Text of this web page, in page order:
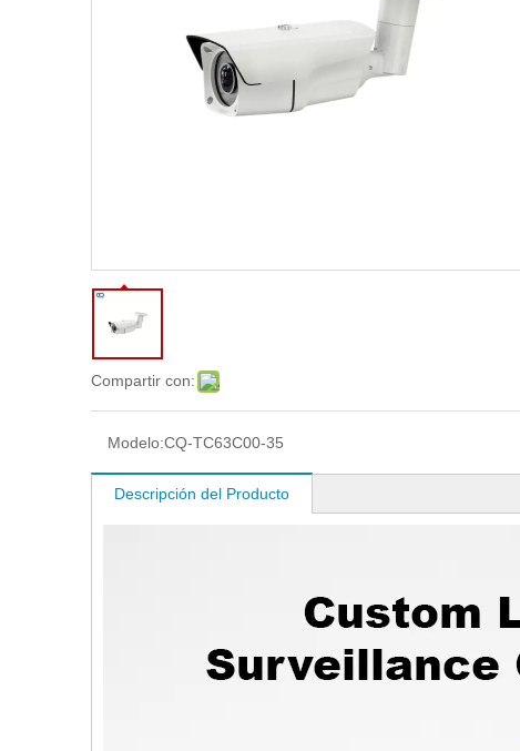
Compartir con:
Modelo:CQ-TC63C00-35
Descripción del Producto